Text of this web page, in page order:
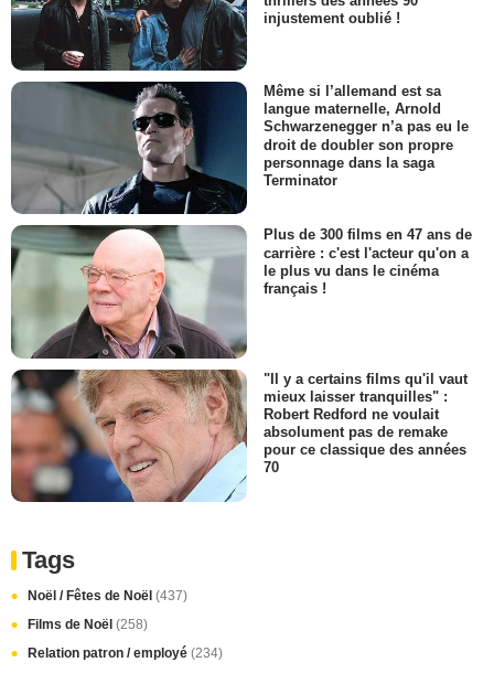
injustement oublié !
Même si l’allemand est sa
langue maternelle, Arnold
Schwarzenegger n’a pas eu le
droit de doubler son propre
personnage dans la saga
Terminator
Plus de 300 films en 47 ans de
carrière : c'est l'acteur qu'on a
le plus vu dans le cinéma
français !
"Il y a certains films qu'il vaut
mieux laisser tranquilles" :
Robert Redford ne voulait
absolument pas de remake
pour ce classique des années
70
Tags
Noël / Fêtes de Noël (437)
Films de Noël (258)
Relation patron / employé (234)